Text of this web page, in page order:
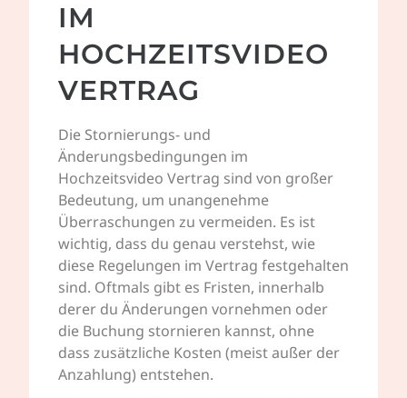
IM
HOCHZEITSVIDEO
VERTRAG
Die Stornierungs- und
Änderungsbedingungen im
Hochzeitsvideo Vertrag sind von großer
Bedeutung, um unangenehme
Überraschungen zu vermeiden. Es ist
wichtig, dass du genau verstehst, wie
diese Regelungen im Vertrag festgehalten
sind. Oftmals gibt es Fristen, innerhalb
derer du Änderungen vornehmen oder
die Buchung stornieren kannst, ohne
dass zusätzliche Kosten (meist außer der
Anzahlung) entstehen.